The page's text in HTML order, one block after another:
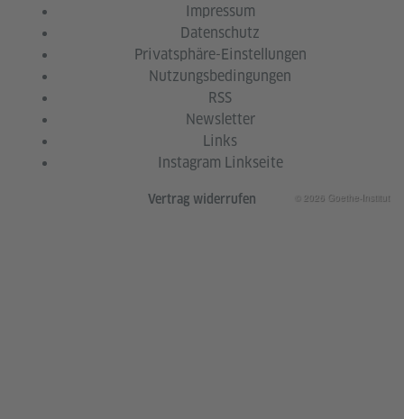
© 2026 Goethe-Institut
Impressum
Datenschutz
Privatsphäre-Einstellungen
Nutzungsbedingungen
RSS
Newsletter
Links
Instagram Linkseite
Vertrag widerrufen